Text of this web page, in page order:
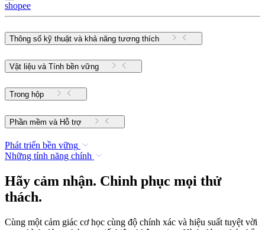
shopee
Thông số kỹ thuật và khả năng tương thích
Vật liệu và Tính bền vững
Trong hộp
Phần mềm và Hỗ trợ
Phát triển bền vững
Những tính năng chính
Hãy cảm nhận. Chinh phục mọi thử
thách.
Cùng một cảm giác cơ học cùng độ chính xác và hiệu suất tuyệt vời